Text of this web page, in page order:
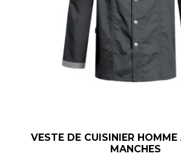
VESTE DE CUISINIER HOMME
MANCHES